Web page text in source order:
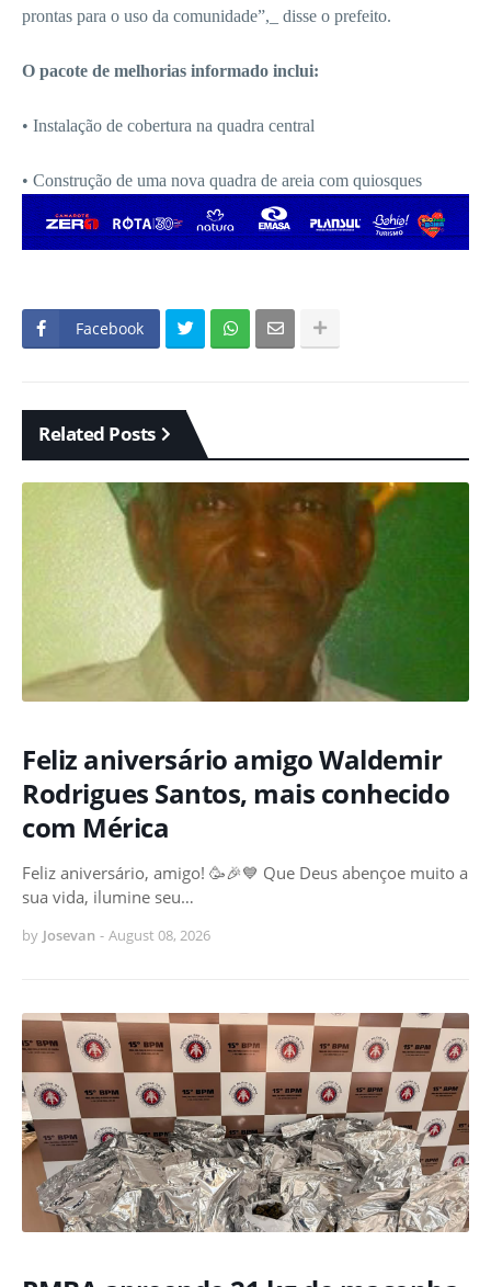
prontas para o uso da comunidade”,_ disse o prefeito.
O pacote de melhorias informado inclui:
• Instalação de cobertura na quadra central
• Construção de uma nova quadra de areia com quiosques
Facebook
Related Posts
Feliz aniversário amigo Waldemir
Rodrigues Santos, mais conhecido
com Mérica
Feliz aniversário, amigo! 🥳🎉💙 Que Deus abençoe muito a
sua vida, ilumine seu…
by Josevan - August 08, 2026